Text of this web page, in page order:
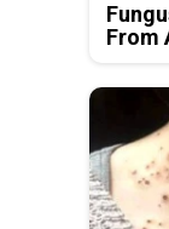
From